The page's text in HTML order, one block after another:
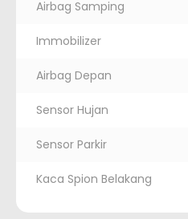
Airbag Samping
Immobilizer
Airbag Depan
Sensor Hujan
Sensor Parkir
Kaca Spion Belakang